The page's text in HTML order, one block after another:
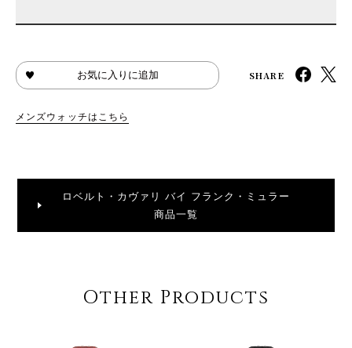
お気に入りに追加 SHARE
メンズウォッチはこちら
ロベルト・カヴァリ バイ フランク・ミュラー
商品一覧
Other Products